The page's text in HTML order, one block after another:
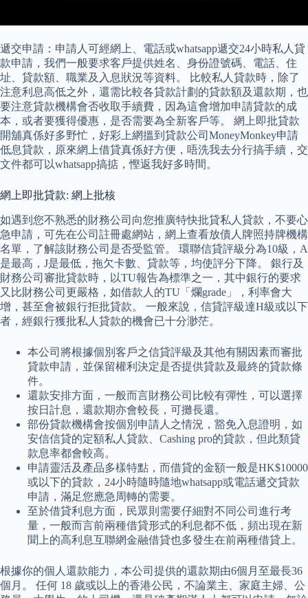
遞交申請：申請人可經網上、電話或whatsapp遞交24小時私人貸
款申請，我們一般要求客戶提供姓名、身份證號碼、電話、住
址、貸款額、職業及入息狀況等資料。 比較私人貸款時，除了
注意利息高低之外，還需比較各貸款計劃的貸款額及還款期，也
要注意貸款機構會否收取手續費，因為這會增加申請貸款的成
本，或者要獲得優惠，是否需要為全新客戶等。 網上即批貸款
開舖真係好多野忙，好彩上網搵到貸款公司MoneyMonkey申請
低息貸款，原來網上借貸真係好方便，唔洗我去分行搞手續，交
文件都可以whatsapp搞掂，慳返我好多時間。
網上即批貸款: 網上批核
如遇到您不熟悉的財務公司向您推廣特快批貸私人貸款，不要心
急申請，可先在公司註冊處網站，網上查看放債人牌照持牌機構
名單，了解該財務公司是否受監管。 環聯信貸評級分為10級，A
是最高，J是最低，拖欠卡數、貸款等，均使評分下降。 銀行及
財務公司審批貸款時，以TU報告為標準之一，其中銀行的要求
又比財務公司更嚴格，如借款人的TU「爛grade」，利率會大
增，甚至會被銀行拒批貸款。 一般來說，信貸評級達H級或以下
者，經銀行獲批私人貸款的機會已十分渺茫。
本公司將根據個別客戶之信貸評級及其他有關因素而審批
貸款申請，並保留權利決定是否提供貸款及最終的貸款條
件。
還款安排方面，一般而言財務公司比較有彈性，可以選擇
按日計息，還款期亦會較長，可攤長還。
部份貸款機構會按個別申請人之情況，豁免入息證明，如
安信信貸的定額私人貸款、Cashing pro的貸款，但此類貸
款息率都會較高。
申請靈活及產品多樣特點，而借貸的金額一般是HK$10000
或以下的貸款，24小時隨時隨地whatsapp或電話遞交貸款
申請，滿足您應急周轉的需要。
至於借貸利息方面，民眾則需要仔細對不同公司進行考
量，一般而言前兩種借貸形式的利息都不低，頻出現在新
聞上的高利息互聯網金融借貸也多發生在前兩種借貸上。
根據你的個人還款能力，本公司提供的還款期由6個月至最長36
個月。 任何 18 歲或以上的香港公民，不論業主、家庭主婦、公